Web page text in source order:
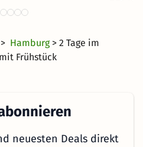
> Hamburg > 2 Tage im
Frühstück
neuesten Deals direkt